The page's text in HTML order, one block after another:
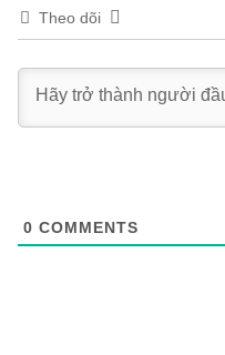
Theo dõi
0 COMMENTS